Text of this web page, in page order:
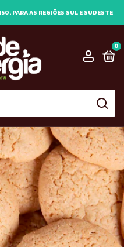
PARA AS REGIÕES SUL E SUDESTE
0